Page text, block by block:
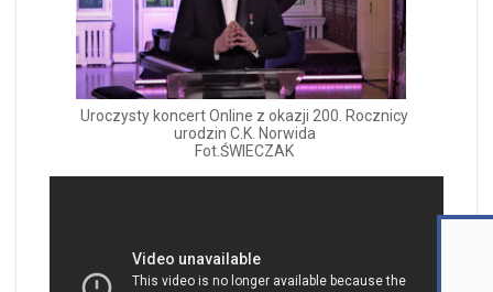
Uroczysty koncert Online z okazji 200. Rocznicy
urodzin C.K. Norwida
Fot.ŚWIECZAK